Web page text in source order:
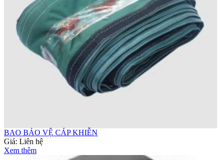
BAO BẢO VỆ CÁP KHIỄN
Giá: Liên hệ
Xem thêm